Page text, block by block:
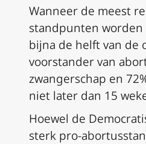
Wanneer de meest
standpunten
bijna de helft van de
voorstander van
zwangerschap en
niet later dan 15
Hoewel de
sterk pro-